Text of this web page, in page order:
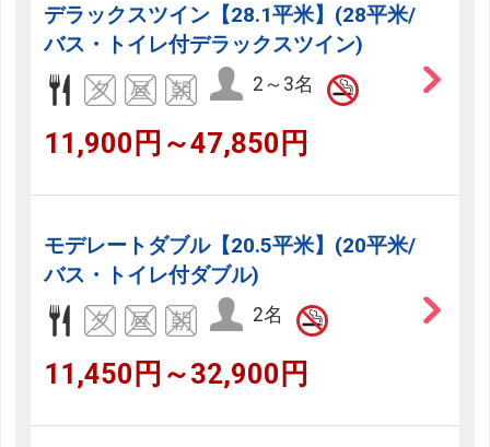
デラックスツイン【28.1平米】(28平米/
バス・トイレ付デラックスツイン)
2～3名
11,900円～47,850円
モデレートダブル【20.5平米】(20平米/
バス・トイレ付ダブル)
2名
11,450円～32,900円